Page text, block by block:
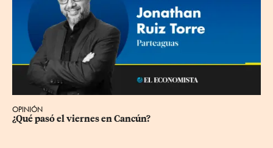
OPINIÓN
¿Qué pasó el viernes en Cancún?